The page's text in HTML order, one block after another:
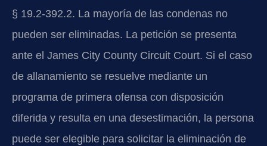
§ 19.2-392.2. La mayoría de las condenas no
pueden ser eliminadas. La petición se presenta
ante el James City County Circuit Court. Si el caso
de allanamiento se resuelve mediante un
programa de primera ofensa con disposición
diferida y resulta en una desestimación, la persona
puede ser elegible para solicitar la eliminación de